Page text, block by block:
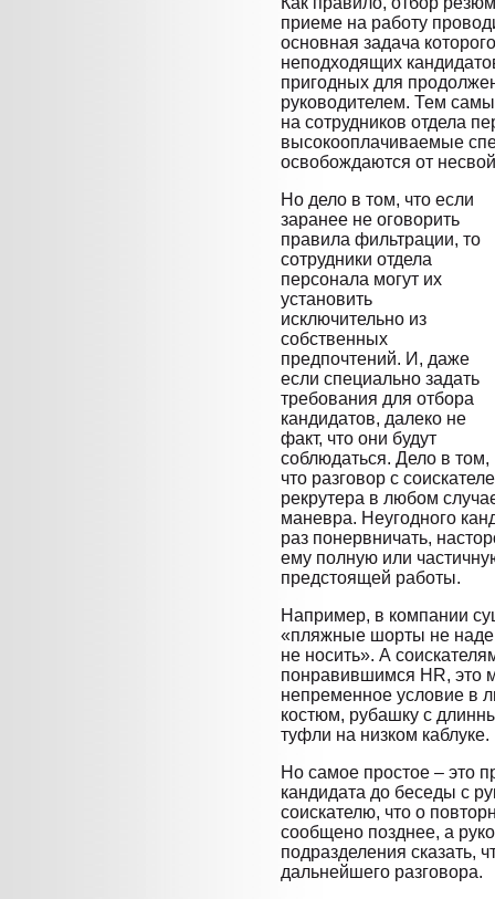
приеме на работу
основная задача
неподходящих
пригодных для
руководителем. Тем
на сотрудников отдела
высокооплачиваемые
освобождаются от
Но дело в том, что если
заранее не оговорить
правила фильтрации, то
сотрудники отдела
персонала могут их
установить
исключительно из
собственных
предпочтений. И, даже
если специально задать
требования для отбора
кандидатов, далеко не
факт, что они будут
соблюдаться. Дело в том,
что разговор с
рекрутера в любом
маневра. Неугодного
раз понервничать,
ему полную или
предстоящей работы.
Например, в компании
«пляжные шорты не
не носить». А
понравившимся HR, это
непременное условие в
костюм, рубашку с
туфли на низком каблуке.
Но самое простое – это
кандидата до беседы с
соискателю, что о
сообщено позднее, а
подразделения сказать,
дальнейшего разговора.